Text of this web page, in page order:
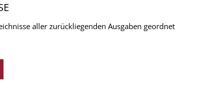
aller zurückliegenden Ausgaben geordnet